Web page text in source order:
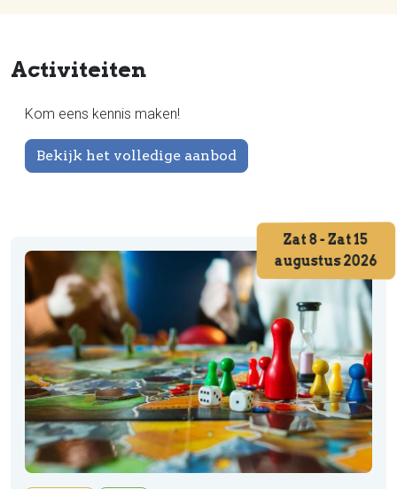
Activiteiten
Kom eens kennis maken!
Bekijk het volledige aanbod
Zat 8 - Zat 15
augustus 2026